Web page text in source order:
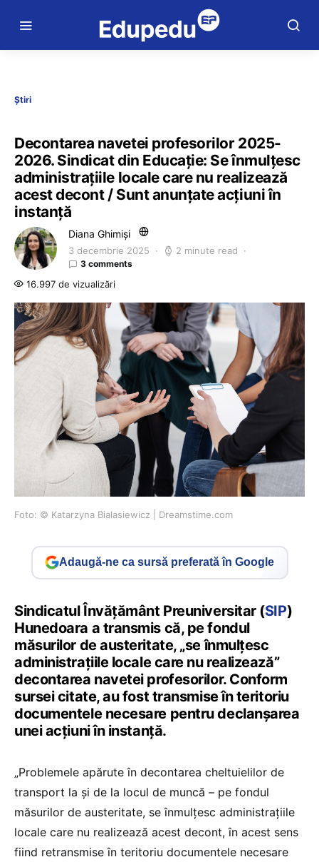
Știri
Decontarea navetei profesorilor 2025-
2026. Sindicat din Educație: Se înmulțesc
administrațiile locale care nu realizează
acest decont / Sunt anunțate acțiuni în
instanță
Diana Ghimiși
3 decembrie 2025 2 minute read
3 comments
16.997 de vizualizări
Foto: © Katarzyna Bialasiewicz | Dreamstime.com
Adaugă-ne ca sursă preferată în Google
Sindicatul Învățământ Preuniversitar (SIP)
Hunedoara a transmis că, pe fondul
măsurilor de austeritate, „se înmulțesc
administrațiile locale care nu realizează”
decontarea navetei profesorilor. Conform
sursei citate, au fost transmise în teritoriu
documentele necesare pentru declanșarea
unei acțiuni în instanță.
„Problemele apărute în decontarea cheltuielilor de
transport la și de la locul de muncă – pe fondul
măsurilor de austeritate, se înmulțesc administrațiile
locale care nu realizează acest decont, în acest sens
fiind retransmise în teritoriu documentele necesare